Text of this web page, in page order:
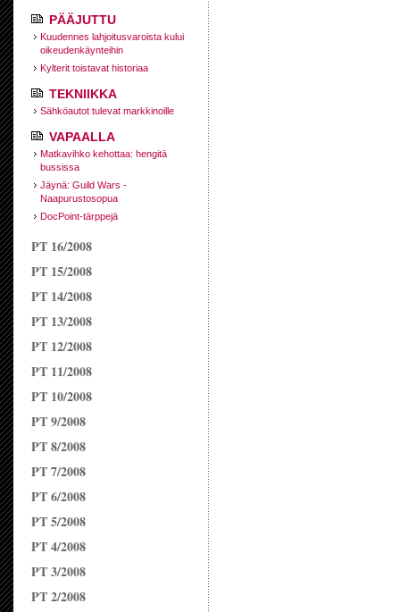
PÄÄJUTTU
Kuudennes lahjoitusvaroista kului
oikeudenkäynteihin
Kylterit toistavat historiaa
TEKNIIKKA
Sähköautot tulevat markkinoille
VAPAALLA
Matkavihko kehottaa: hengitä
bussissa
Jäynä: Guild Wars -
Naapurustosopua
DocPoint-tärppejä
PT 16/2008
PT 15/2008
PT 14/2008
PT 13/2008
PT 12/2008
PT 11/2008
PT 10/2008
PT 9/2008
PT 8/2008
PT 7/2008
PT 6/2008
PT 5/2008
PT 4/2008
PT 3/2008
PT 2/2008